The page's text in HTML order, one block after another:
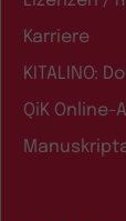
Karriere
KITALINO:
QiK Online-